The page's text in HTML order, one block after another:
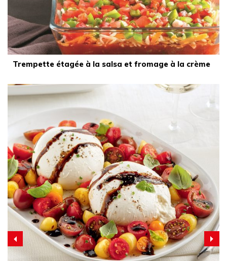
Trempette étagée à la salsa et fromage à la crème